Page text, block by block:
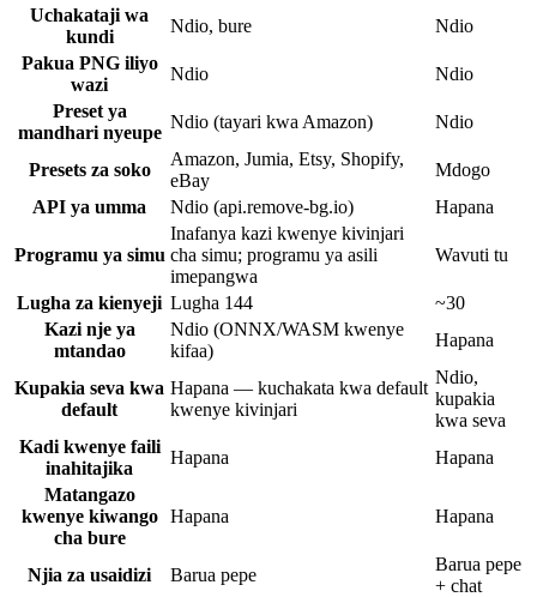
Uchakataji wa
kundi
Ndio, bure
Ndio
Pakua PNG iliyo
wazi
Ndio
Ndio
Preset ya
mandhari nyeupe
Ndio (tayari kwa Amazon) Ndio
Presets za soko
Amazon, Jumia, Etsy, Shopify,
eBay
Mdogo
API ya umma
Ndio (api.remove-bg.io) Hapana
Programu ya simu
Inafanya kazi kwenye kivinjari
cha simu; programu ya asili
imepangwa
Wavuti tu
Lugha za kienyeji Lugha 144
~30
Kazi nje ya
mtandao
Ndio (ONNX/WASM kwenye
kifaa)
Hapana
Kupakia seva kwa
default
Hapana — kuchakata kwa default
kwenye kivinjari
Ndio,
kupakia
kwa seva
Kadi kwenye faili
inahitajika
Hapana
Hapana
Matangazo
kwenye kiwango
cha bure
Hapana Hapana
Njia za usaidizi Barua pepe
Barua pepe
+ chat